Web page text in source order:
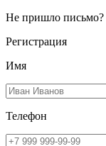
Не пришло письмо?
Регистрация
Имя
Телефон